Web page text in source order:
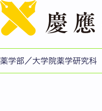
薬学部／大学院薬学研究科